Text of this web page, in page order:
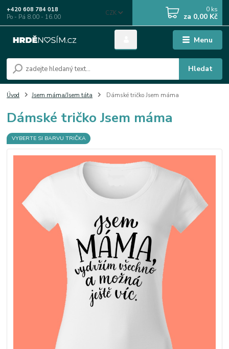
Menu
CZK
Hledat
+420 608 784 018
Po - Pá 8.00 - 16.00
0 ks
za 0,00 Kč
Úvod Jsem máma/Jsem táta Dámské tričko Jsem máma
Dámské tričko Jsem máma
VYBERTE SI BARVU TRIČKA